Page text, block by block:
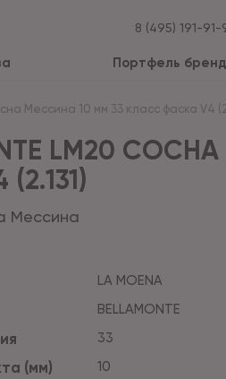
8 (495) 191-91-
Портфель
Мессина 10 мм 33 класс фаска V4
LM20
Мессина
LA MOENA
BELLAMONTE
33
(мм) 10